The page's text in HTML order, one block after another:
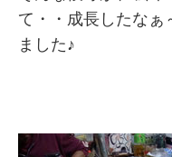
て・・成長したなぁ
ました♪